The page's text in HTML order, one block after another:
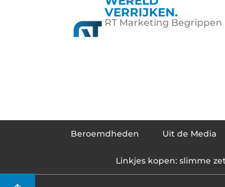
VERRIJKEN.
RT Marketing Begrippen
Beroemdheden Uit de Media
Linkjes kopen: slimme